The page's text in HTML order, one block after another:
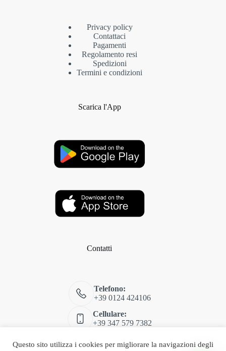
Privacy policy
Contattaci
Pagamenti
Regolamento resi
Spedizioni
Termini e condizioni
Scarica l'App
Contatti
Telefono:
+39 0124 424106
Cellulare:
+39 347 579 7382
shop@classitalia.it
Questo sito utilizza i cookies per migliorare la navigazioni degli